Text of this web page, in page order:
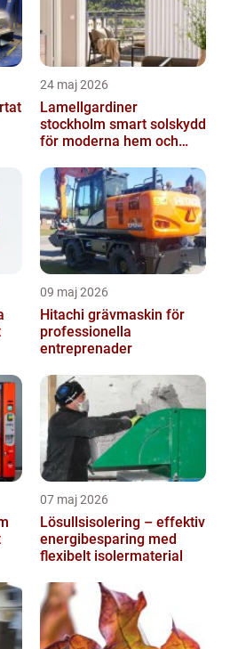
24 maj 2026
Lamellgardiner
stockholm smart solskydd
för moderna hem och
09 maj 2026
Hitachi grävmaskin för
professionella
entreprenader
07 maj 2026
Lösullsisolering – effektiv
energibesparing med
flexibelt isolermaterial